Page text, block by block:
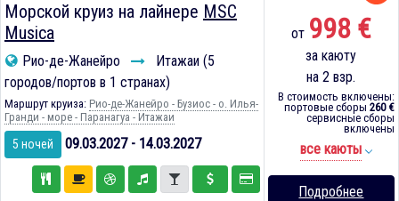
Морской круиз на лайнере MSC
Musica
Рио-де-Жанейро
Итажаи (5
городов/портов в 1 странах)
Маршрут круиза: Рио-де-Жанейро - Бузиос - о. Илья-
Гранди - море - Паранагуа - Итажаи
5 ночей 09.03.2027 - 14.03.2027
от 998 €
за каюту
на 2 взр.
В стоимость включены:
портовые сборы 260 €
сервисные сборы
включены
все каюты
Подробнее